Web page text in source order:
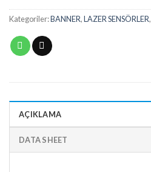
Kategoriler:BANNER,LAZER SENSÖRLER,
AÇIKLAMA
DATA SHEET